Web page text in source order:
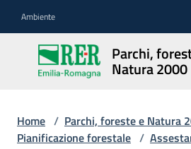
Ambiente
Parchi,
Natura 2000
Parchi,
foreste
e
2000
Home / Parchi, foreste e Natura
Pianificazione forestale /